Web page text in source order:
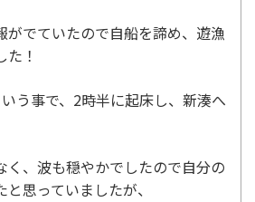
がでていたので自船を諦め、遊漁
！
う事で、2時半に起床し、新湊へ
く、波も穏やかでしたので自分の
思っていましたが、